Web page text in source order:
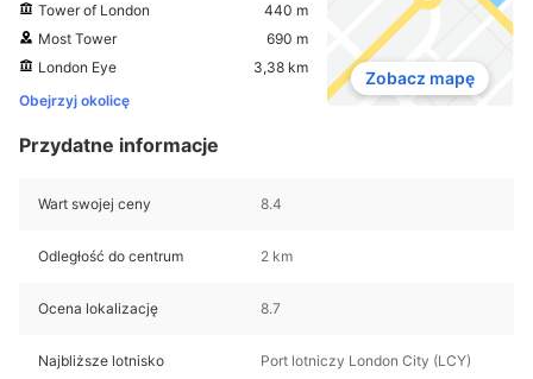
Tower of London
440 m
Most Tower
690 m
London Eye
3,38 km
Obejrzyj okolicę
Zobacz mapę
Przydatne informacje
Wart swojej ceny 8.4
Odległość do centrum 2 km
Ocena lokalizację 8.7
Najbliższe lotnisko Port lotniczy London City (LCY)